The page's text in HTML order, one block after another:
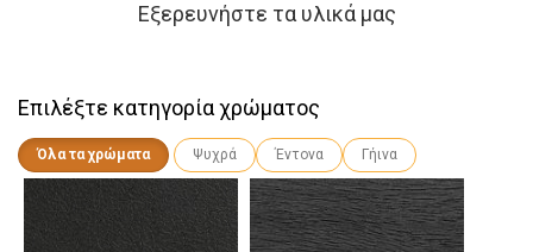
Εξερευνήστε τα υλικά μας
Επιλέξτε κατηγορία χρώματος
Όλα τα χρώματα Ψυχρά Έντονα Γήινα